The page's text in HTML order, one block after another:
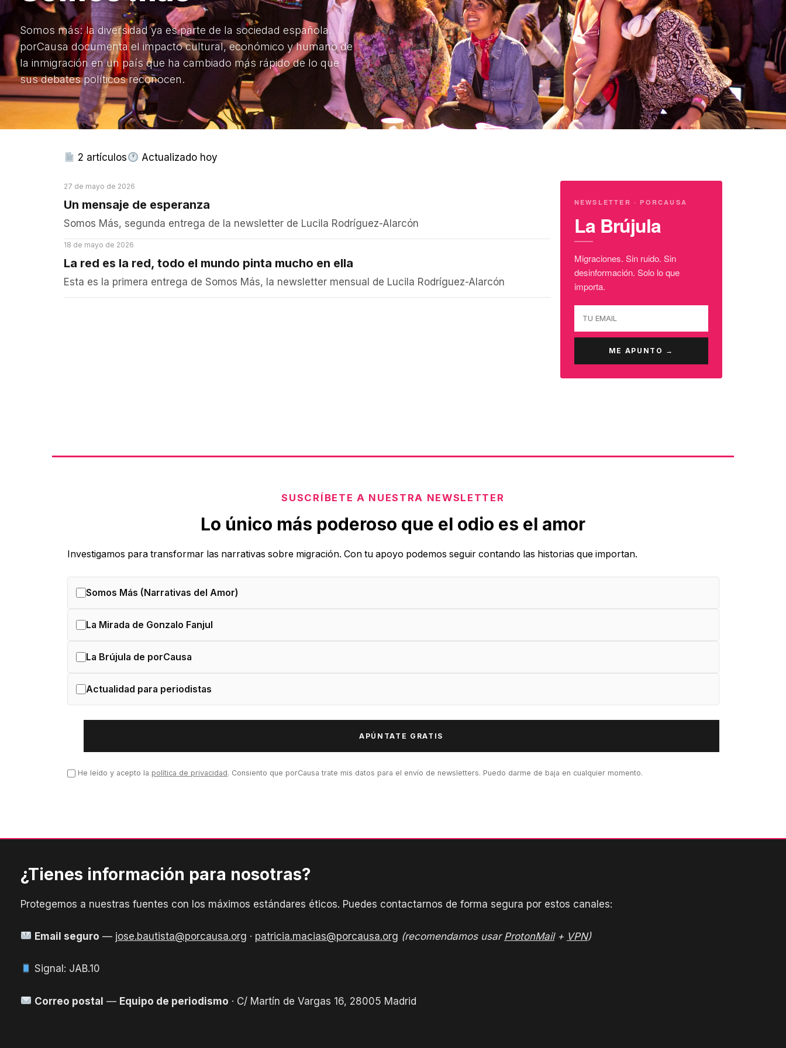
2 artículos Actualizado hoy
27 de mayo de 2026
Un mensaje de esperanza
Somos Más, segunda entrega de la newsletter de Lucila Rodríguez-Alarcón
18 de mayo de 2026
La red es la red, todo el mundo pinta mucho en ella
Esta es la primera entrega de Somos Más, la newsletter mensual de Lucila Rodríguez-Alarcón
NEWSLETTER · PORCAUSA
La Brújula
Migraciones. Sin ruido. Sin
desinformación. Solo lo que
importa.
SUSCRÍBETE A NUESTRA NEWSLETTER
Lo único más poderoso que el odio es el amor
Investigamos para transformar las narrativas sobre migración. Con tu apoyo podemos seguir contando las historias que importan.
Somos Más (Narrativas del Amor)
La Mirada de Gonzalo Fanjul
La Brújula de porCausa
Actualidad para periodistas
He leído y acepto la política de privacidad. Consiento que porCausa trate mis datos para el envío de newsletters. Puedo darme de baja en cualquier momento.
¿Tienes información para nosotras?
Protegemos a nuestras fuentes con los máximos estándares éticos. Puedes contactarnos de forma segura por estos canales:
Email seguro — jose.bautista@porcausa.org · patricia.macias@porcausa.org (recomendamos usarProtonMail+ VPN)
Signal: JAB.10
Correo postal — Equipo de periodismo · C/ Martín de Vargas 16, 28005 Madrid